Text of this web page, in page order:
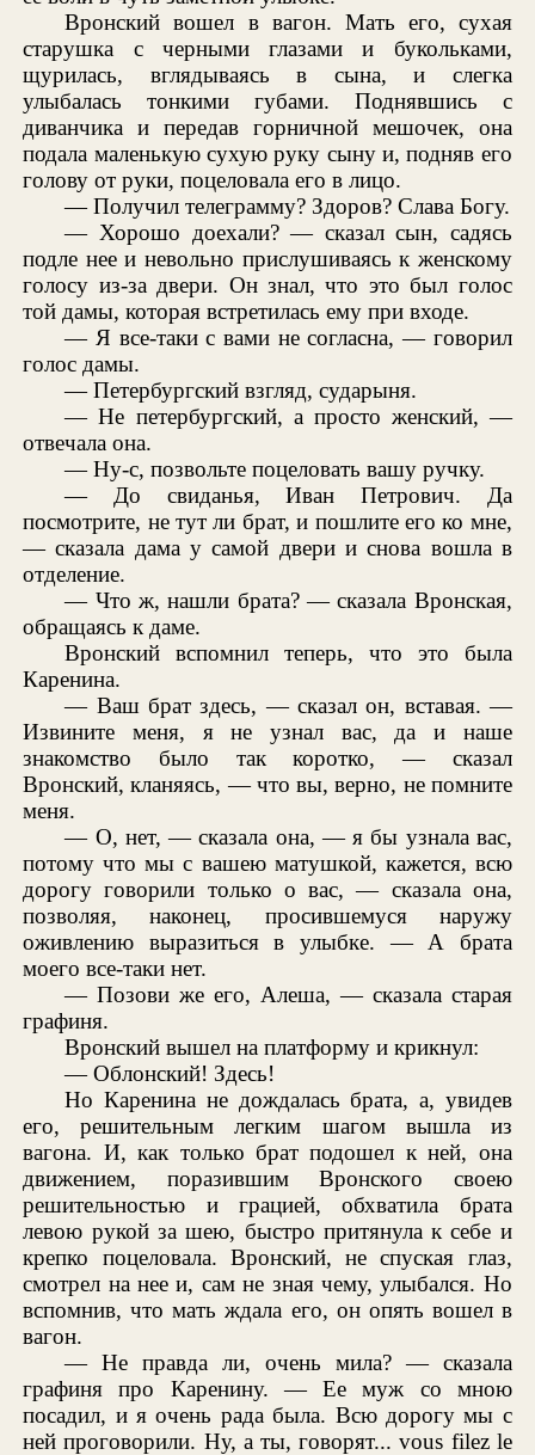
Вронский вошел в вагон. Мать его, сухая
старушка с черными глазами и букольками,
щурилась, вглядываясь в сына, и слегка
улыбалась тонкими губами. Поднявшись с
диванчика и передав горничной мешочек, она
подала маленькую сухую руку сыну и, подняв его
голову от руки, поцеловала его в лицо.
— Получил телеграмму? Здоров? Слава Богу.
— Хорошо доехали? — сказал сын, садясь
подле нее и невольно прислушиваясь к женскому
голосу из-за двери. Он знал, что это был голос
той дамы, которая встретилась ему при входе.
— Я все-таки с вами не согласна, — говорил
голос дамы.
— Петербургский взгляд, сударыня.
— Не петербургский, а просто женский, —
отвечала она.
— Ну-с, позвольте поцеловать вашу ручку.
— До свиданья, Иван Петрович. Да
посмотрите, не тут ли брат, и пошлите его ко мне,
— сказала дама у самой двери и снова вошла в
отделение.
— Что ж, нашли брата? — сказала Вронская,
обращаясь к даме.
Вронский вспомнил теперь, что это была
Каренина.
— Ваш брат здесь, — сказал он, вставая. —
Извините меня, я не узнал вас, да и наше
знакомство было так коротко, — сказал
Вронский, кланяясь, — что вы, верно, не помните
меня.
— О, нет, — сказала она, — я бы узнала вас,
потому что мы с вашею матушкой, кажется, всю
дорогу говорили только о вас, — сказала она,
позволяя, наконец, просившемуся наружу
оживлению выразиться в улыбке. — А брата
моего все-таки нет.
— Позови же его, Алеша, — сказала старая
графиня.
Вронский вышел на платформу и крикнул:
— Облонский! Здесь!
Но Каренина не дождалась брата, а, увидев
его, решительным легким шагом вышла из
вагона. И, как только брат подошел к ней, она
движением, поразившим Вронского своею
решительностью и грацией, обхватила брата
левою рукой за шею, быстро притянула к себе и
крепко поцеловала. Вронский, не спуская глаз,
смотрел на нее и, сам не зная чему, улыбался. Но
вспомнив, что мать ждала его, он опять вошел в
вагон.
— Не правда ли, очень мила? — сказала
графиня про Каренину. — Ее муж со мною
посадил, и я очень рада была. Всю дорогу мы с
ней проговорили. Ну, а ты, говорят... vous filez le